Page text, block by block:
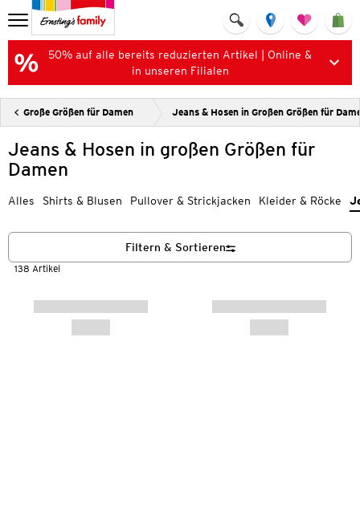
50% auf alle bereits reduzierten Artikel | Online &
in unseren Filialen
Große Größen für Damen Jeans & Hosen in Großen Größen für
Jeans & Hosen in großen Größen für
Damen
Alles Shirts & Blusen Pullover & Strickjacken Kleider & Röcke
138 Artikel
Filtern & Sortieren